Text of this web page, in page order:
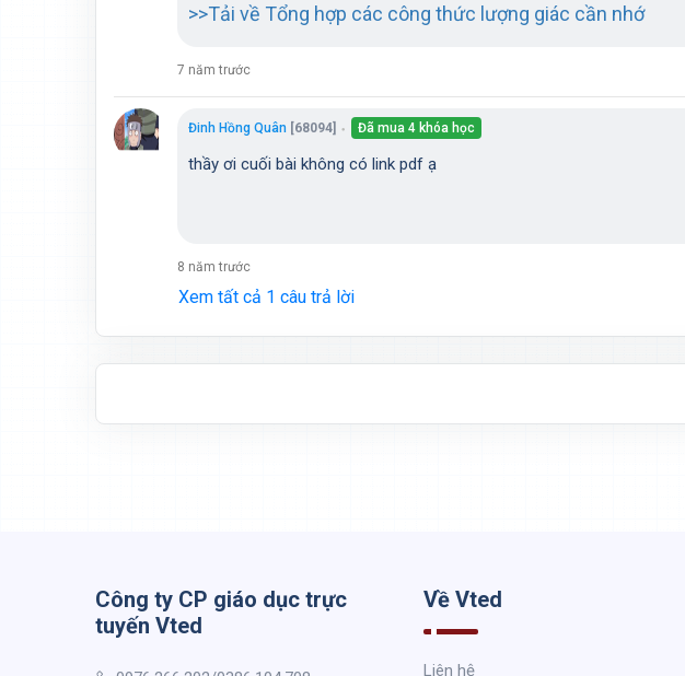
>>Tải về Tổng hợp các công thức lượng giác cần nhớ
7 năm trước
Đinh Hồng Quân [68094] ● Đã mua 4 khóa học
thầy ơi cuối bài không có link pdf ạ
8 năm trước
Xem tất cả 1 câu trả lời
Công ty CP giáo dục trực
tuyến Vted
Về Vted
Liên hệ